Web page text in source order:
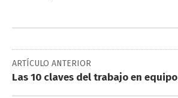
ARTÍCULO ANTERIOR
Las 10 claves del trabajo en equipo